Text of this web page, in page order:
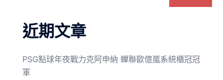
近期文章
PSG點球年夜戰力克阿申納 蟬聯歐億嵐系統櫃冠冠
軍